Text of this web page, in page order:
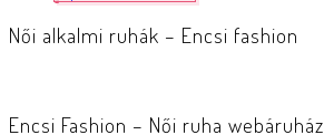
Női alkalmi ruhák – Encsi fashion
Encsi Fashion – Női ruha webáruház